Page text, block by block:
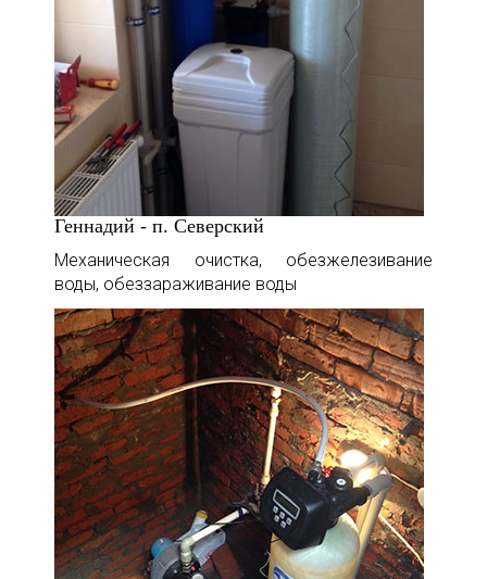
Геннадий - п. Северский
Механическая очистка, обезжелезивание
воды, обеззараживание воды